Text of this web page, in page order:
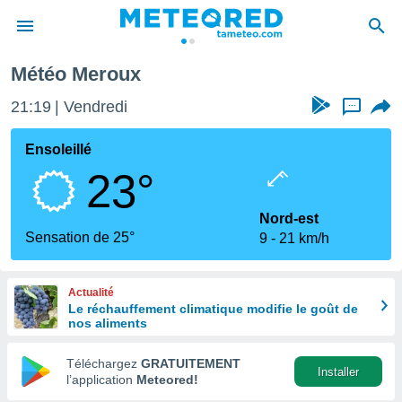
de
en
Météo Meroux
21:19 Vendredi ...
Ensoleillé
23°
Sensation de 25°
Nord-est
9
21 km/h
Actualité
Le réchauffement climatique modifie le goût de
nos aliments
Téléchargez GRATUITEMENT
l’application Meteored!
Installer